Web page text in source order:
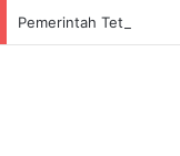
Pemerintah Tetapkan